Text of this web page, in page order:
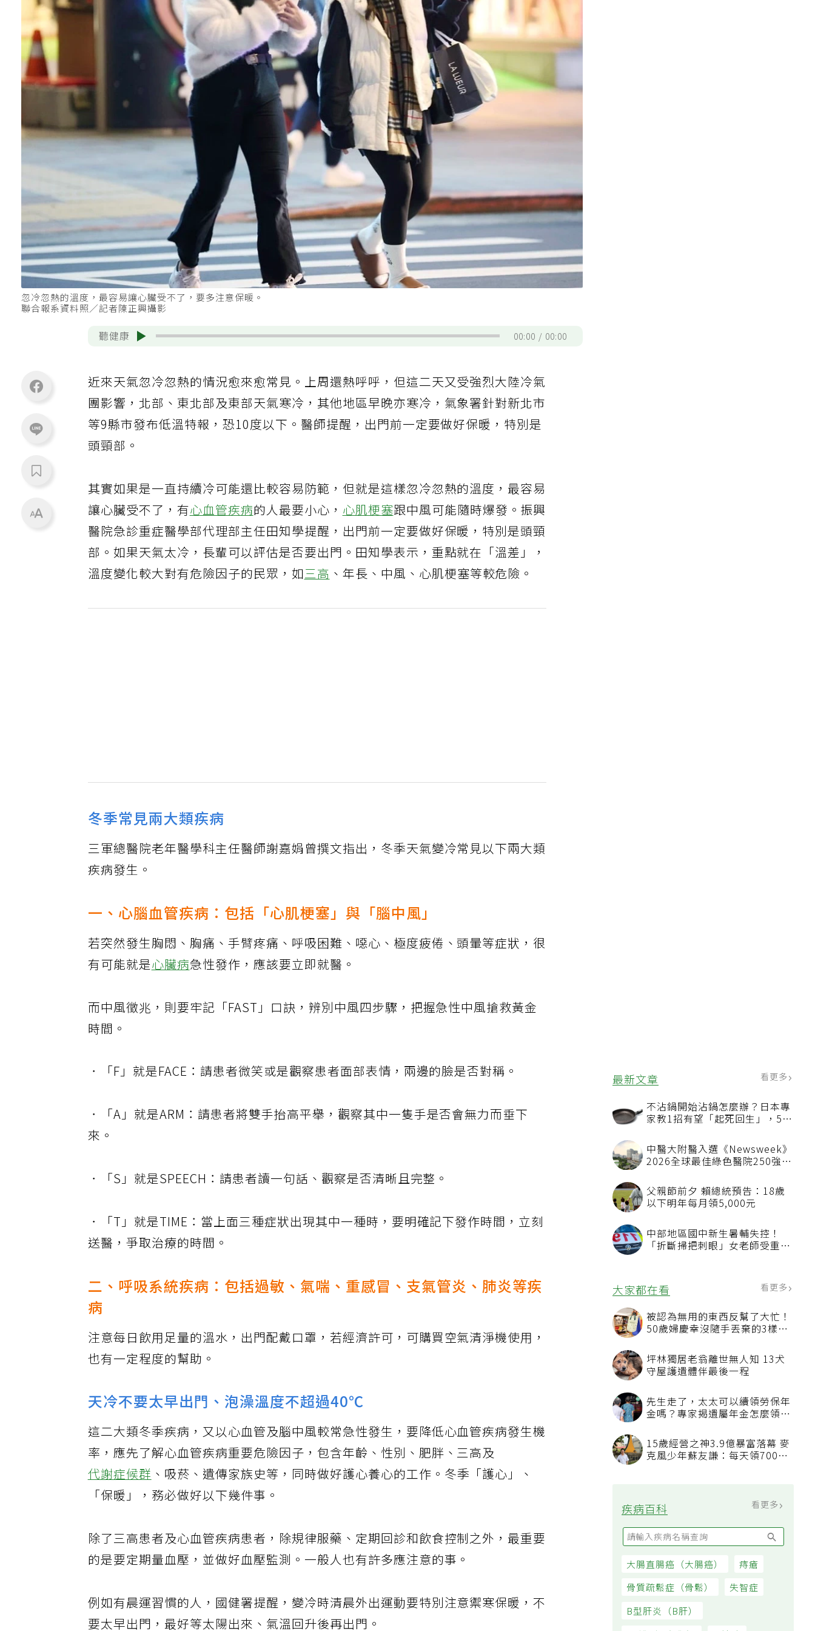
最新文章 看更多
不沾鍋開始沾鍋怎麼辦？日本專
家教1招有望「起死回生」，5情
中醫大附醫入選《Newsweek》
2026全球最佳綠色醫院250強
選 四葉績效指標居台灣最佳
父親節前夕 賴總統預告：18歲
以下明年每月領5,000元
中部地區國中新生暑輔失控！
「折斷掃把刺眼」女老師受重傷
大家都在看
被認為無用的東西反幫了大忙！
50歲婦慶幸沒隨手丟棄的3樣物
坪林獨居老翁離世無人知 13犬
守屋護遺體伴最後一程
先生走了，太太可以續領勞保年
看順位還要看資格
15歲經營之神3.9億暴富落幕 麥
疾病百科
忽冷忽熱的溫度，最容易讓心臟受不了，要多注意保暖。
聯合報系資料照／記者陳正興攝影
聽健康 00:00 00:00
近來天氣忽冷忽熱的情況愈來愈常見。上周還熱呼呼，但這二天又受強烈大陸冷氣
團影響，北部、東北部及東部天氣寒冷，其他地區早晚亦寒冷，氣象署針對新北市
等9縣市發布低溫特報，恐10度以下。醫師提醒，出門前一定要做好保暖，特別是
頭頸部。
其實如果是一直持續冷可能還比較容易防範，但就是這樣忽冷忽熱的溫度，最容易
讓心臟受不了，有心血管疾病的人最要小心，心肌梗塞跟中風可能隨時爆發。振興
醫院急診重症醫學部代理部主任田知學提醒，出門前一定要做好保暖，特別是頭頸
部。如果天氣太冷，長輩可以評估是否要出門。田知學表示，重點就在「溫差」，
溫度變化較大對有危險因子的民眾，如三高 、年長、中風、心肌梗塞等較危險。
冬季常見兩大類疾病
三軍總醫院老年醫學科主任醫師謝嘉娟曾撰文指出，冬季天氣變冷常見以下兩大類
疾病發生。
一、心腦血管疾病：包括「心肌梗塞」與「腦中風」
若突然發生胸悶、胸痛、手臂疼痛、呼吸困難、噁心、極度疲倦、頭暈等症狀，很
有可能就是心臟病急性發作，應該要立即就醫。
而中風徵兆，則要牢記「FAST」口訣，辨別中風四步驟，把握急性中風搶救黃金
時間。
．「F」就是FACE：請患者微笑或是觀察患者面部表情，兩邊的臉是否對稱。
．「A」就是ARM：請患者將雙手抬高平舉，觀察其中一隻手是否會無力而垂下
來。
．「S」就是SPEECH：請患者讀一句話、觀察是否清晰且完整。
．「T」就是TIME：當上面三種症狀出現其中一種時，要明確記下發作時間，立刻
送醫，爭取治療的時間。
二、呼吸系統疾病：包括過敏、氣喘、重感冒、支氣管炎、肺炎等疾
病
注意每日飲用足量的溫水，出門配戴口罩，若經濟許可，可購買空氣清淨機使用，
也有一定程度的幫助。
天冷不要太早出門、泡澡溫度不超過40℃
這二大類冬季疾病，又以心血管及腦中風較常急性發生，要降低心血管疾病發生機
率，應先了解心血管疾病重要危險因子，包含年齡、性別、肥胖、三高及
代謝症候群 、吸菸、遺傳家族史等，同時做好護心養心的工作。冬季「護心」、
「保暖」，務必做好以下幾件事。
除了三高患者及心血管疾病患者，除規律服藥、定期回診和飲食控制之外，最重要
的是要定期量血壓，並做好血壓監測。一般人也有許多應注意的事。
例如有晨運習慣的人，國健署提醒，變冷時清晨外出運動要特別注意禦寒保暖，不